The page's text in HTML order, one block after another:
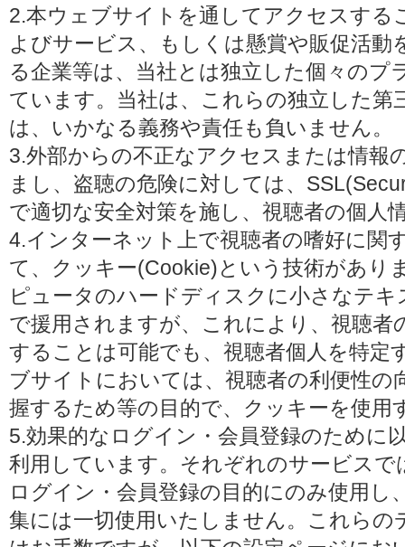
2.本ウェブサイトを通してアクセスする
よびサービス、もしくは懸賞や販促活動
る企業等は、当社とは独立した個々のプ
ています。当社は、これらの独立した第
は、いかなる義務や責任も負いません。
3.外部からの不正なアクセスまたは情報
まし、盗聴の危険に対しては、
で適切な安全対策を施し、視聴者の個人
4.インターネット上で視聴者の嗜好に関
て、クッキー(Cookie)という技術があり
ピュータのハードディスクに小さなテ
で援用されますが、これにより、視聴
することは可能でも、視聴者個人を特定
ブサイトにおいては、視聴者の利便性の
握するため等の目的で、クッキーを使用
5.効果的なログイン・会員登録のために
利用しています。それぞれのサービス
ログイン・会員登録の目的にのみ使用し
集には一切使用いたしません。これらの